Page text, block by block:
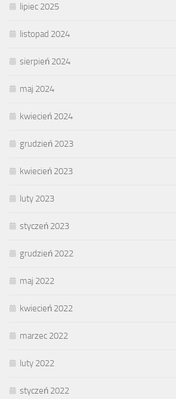
lipiec 2025
listopad 2024
sierpień 2024
maj 2024
kwiecień 2024
grudzień 2023
kwiecień 2023
luty 2023
styczeń 2023
grudzień 2022
maj 2022
kwiecień 2022
marzec 2022
luty 2022
styczeń 2022